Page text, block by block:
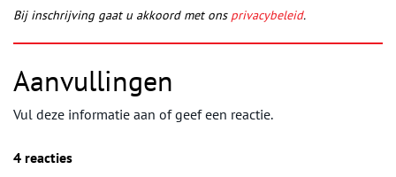
Bij inschrijving gaat u akkoord met ons privacybeleid.
Aanvullingen
Vul deze informatie aan of geef een reactie.
4 reacties